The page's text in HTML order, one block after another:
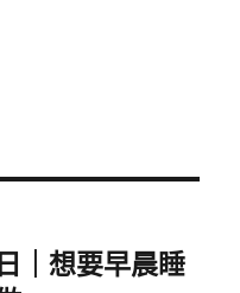
｜想要早晨睡